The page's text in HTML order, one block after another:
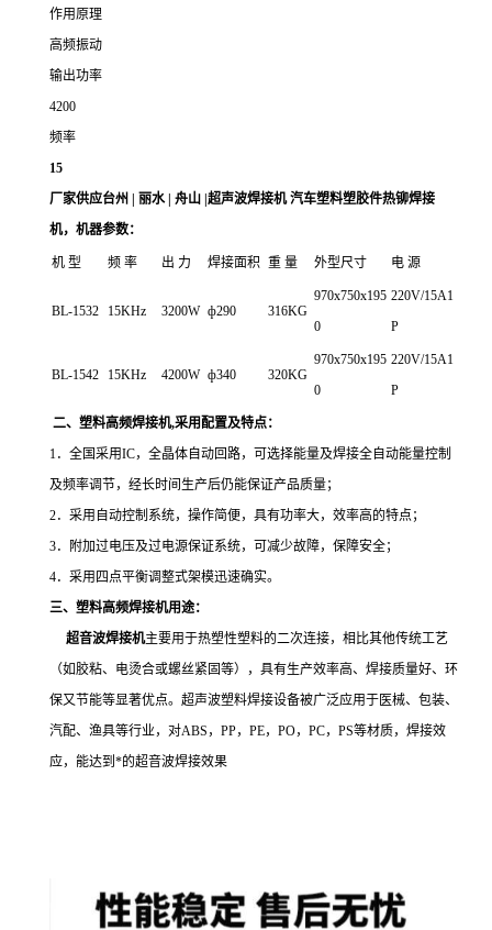
作用原理
高频振动
输出功率
4200
频率
15
厂家供应台州 | 丽水 | 舟山 |超声波焊接机 汽车塑料塑胶件热铆焊接
机，机器参数：
机 型 频 率 出 力 焊接面积 重 量 外型尺寸 电 源
BL-1532 15KHz 3200W ф290 316KG
970x750x195
0
220V/15A1
P
BL-1542 15KHz 4200W ф340 320KG
970x750x195
0
220V/15A1
P
二、 塑料高频焊接机,采用配置及特点：
1．全国采用IC，全晶体自动回路，可选择能量及焊接全自动能量控制
及频率调节，经长时间生产后仍能保证产品质量；
2．采用自动控制系统，操作简便，具有功率大，效率高的特点；
3．附加过电压及过电源保证系统，可减少故障，保障安全；
4．采用四点平衡调整式架模迅速确实。
三、 塑料高频焊接机用途：
超音波焊接机主要用于热塑性塑料的二次连接，相比其他传统工艺
（如胶粘、电烫合或螺丝紧固等），具有生产效率高、焊接质量好、环
保又节能等显著优点。超声波塑料焊接设备被广泛应用于医械、包装、
汽配、渔具等行业，对ABS，PP，PE，PO，PC，PS等材质，焊接效
应，能达到*的超音波焊接效果